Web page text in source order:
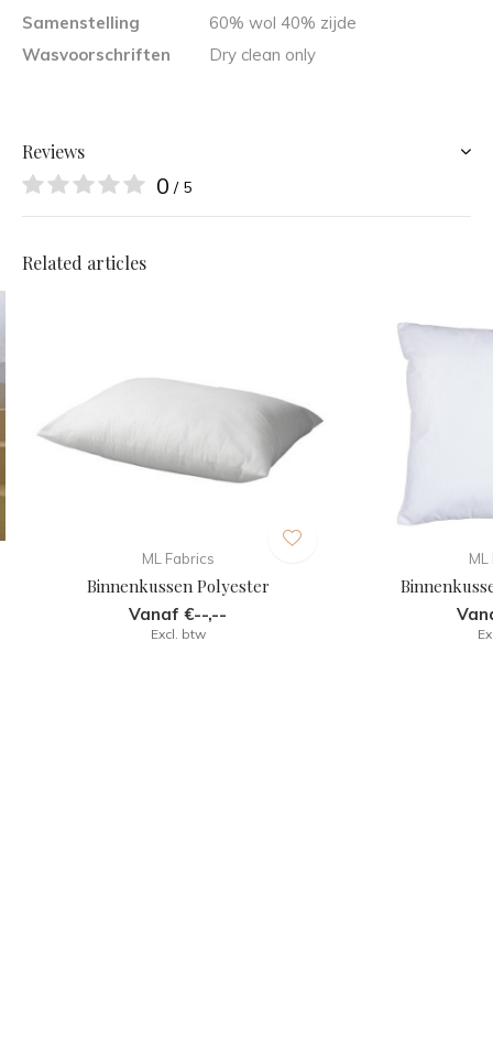
Samenstelling
60% wol 40% zijde
Wasvoorschriften
Dry clean only
Reviews
0 / 5
Related articles
ML Fabrics
Binnenkussen Polyester
Vanaf €--,--
Excl. btw
ML